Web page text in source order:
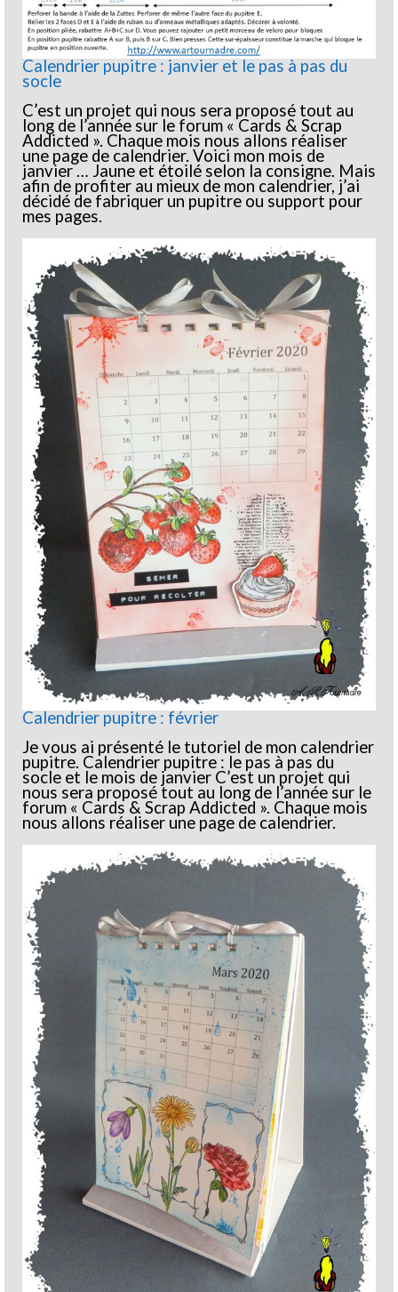
Calendrier pupitre : janvier et le pas à pas du
socle
C’est un projet qui nous sera proposé tout au
long de l’année sur le forum « Cards & Scrap
Addicted ». Chaque mois nous allons réaliser
une page de calendrier. Voici mon mois de
janvier … Jaune et étoilé selon la consigne. Mais
afin de profiter au mieux de mon calendrier, j’ai
décidé de fabriquer un pupitre ou support pour
mes pages.
Calendrier pupitre : février
Je vous ai présenté le tutoriel de mon calendrier
pupitre. Calendrier pupitre : le pas à pas du
socle et le mois de janvier C’est un projet qui
nous sera proposé tout au long de l’année sur le
forum « Cards & Scrap Addicted ». Chaque mois
nous allons réaliser une page de calendrier.